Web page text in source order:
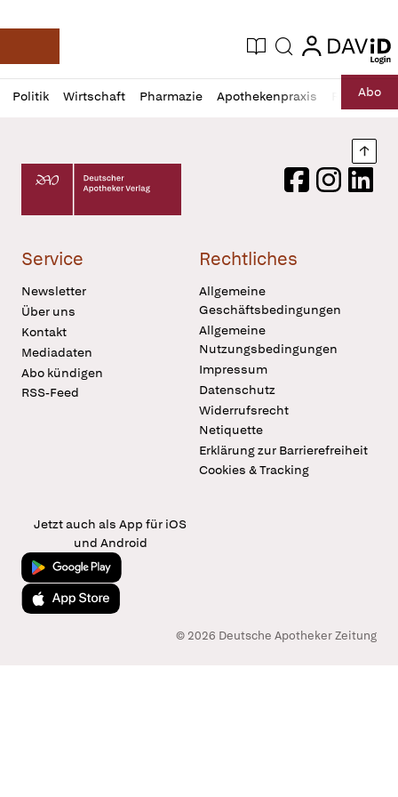
Deutsche Apotheker Zeitung
Aktuelle Ausgabe
Suche login
login
Politik Wirtschaft Pharmazie Apothekenpraxis RechtAbo
Profil
öffnen
Daz
Pur
Deutscher Apotheker Verlag Logo
FacebookInstagram
Service
Newsletter
Über uns
Kontakt
Mediadaten
Abo kündigen
RSS-Feed
Rechtliches
Allgemeine
Geschäftsbedingungen
Allgemeine
Nutzungsbedingungen
Impressum
Datenschutz
Widerrufsrecht
Netiquette
Erklärung zur Barrierefreiheit
Cookies & Tracking
Jetzt auch als App für iOS
und Android
Jetzt bei Google Play
Laden im App Store
© 2026 Deutsche Apotheker Zeitung